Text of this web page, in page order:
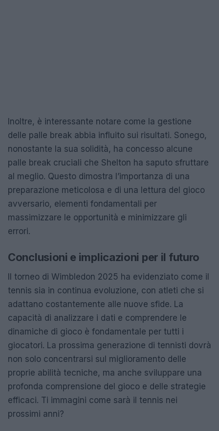
Inoltre, è interessante notare come la gestione
delle palle break abbia influito sui risultati. Sonego,
nonostante la sua solidità, ha concesso alcune
palle break cruciali che Shelton ha saputo sfruttare
al meglio. Questo dimostra l’importanza di una
preparazione meticolosa e di una lettura del gioco
avversario, elementi fondamentali per
massimizzare le opportunità e minimizzare gli
errori.
Conclusioni e implicazioni per il futuro
Il torneo di Wimbledon 2025 ha evidenziato come il
tennis sia in continua evoluzione, con atleti che si
adattano costantemente alle nuove sfide. La
capacità di analizzare i dati e comprendere le
dinamiche di gioco è fondamentale per tutti i
giocatori. La prossima generazione di tennisti dovrà
non solo concentrarsi sul miglioramento delle
proprie abilità tecniche, ma anche sviluppare una
profonda comprensione del gioco e delle strategie
efficaci. Ti immagini come sarà il tennis nei
prossimi anni?